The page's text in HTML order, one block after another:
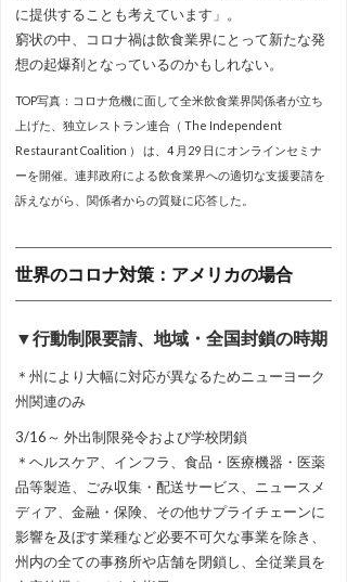
に提供することも考えています」。
窮状の中、コロナ禍は飲食業界にとって新たな発
想の起爆剤となっているのかもしれない。
TOP写真：コロナ危機に面して全米飲食業界関係者が立ち
上げた、独立レストラン連合（ The Independent
Restaurant Coalition ） は、4 月29 日にオンラインセミナ
ーを開催。連邦政府による飲食業界への適切な支援要請を
訴えながら、関係者からの質疑に応答した。
世界のコロナ対策：アメリカの場合
▼行動制限要請、地域・全国封鎖の時期
＊州により大幅に対応が異なるためニューヨーク
州関連のみ
3/16～ 外出制限発令および学校閉鎖
＊ヘルスケア、インフラ、食品・医療機器・医薬
品等製造、ごみ収集・配送サービス、ニュースメ
ディア、金融・保険、その他サプライチェーンに
影響を及ぼす業種など必要不可欠な事業を除き、
州内の全ての事務所や店舗を閉鎖し、全従業員を